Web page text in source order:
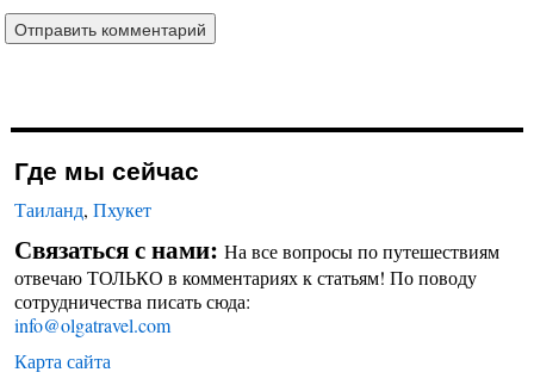
Где мы сейчас
Таиланд, Пхукет
Связаться с нами: На все вопросы по путешествиям
отвечаю ТОЛЬКО в комментариях к статьям! По поводу
сотрудничества писать сюда:
info@olgatravel.com
Карта сайта